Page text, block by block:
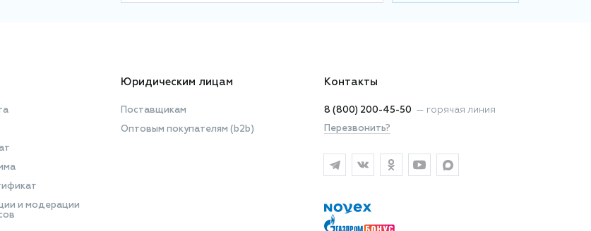
и модерации
Юридическим лицам
Поставщикам
Оптовым покупателям (b2b)
Контакты
8 (800) 200-45-50 — горячая линия
Перезвонить?